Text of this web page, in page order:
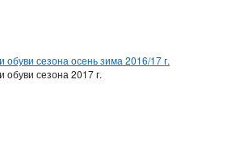
сезона осень зима 2016/17 г.
сезона 2017 г.